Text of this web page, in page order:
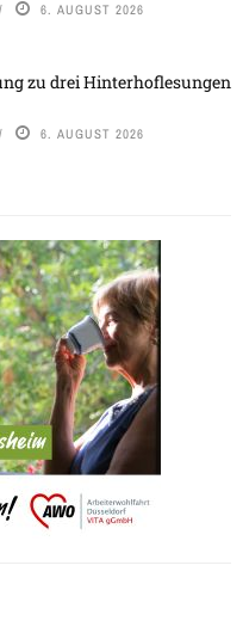
6. AUGUST 2026
zu drei Hinterhoflesungen
6. AUGUST 2026